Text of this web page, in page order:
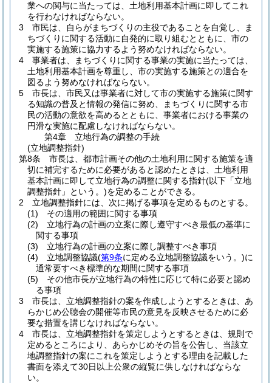
業への関与に当たっては、土地利用基本計画に即してこれ
を行わなければならない。
3
市民は、自らがまちづくりの主役であることを自覚し、ま
ちづくりに関する活動に自発的に取り組むとともに、市の
実施する施策に協力するよう努めなければならない。
4
事業者は、まちづくりに関する事業の実施に当たっては、
土地利用基本計画を尊重し、市の実施する施策との適合を
図るよう努めなければならない。
5
市長は、市民又は事業者に対して市の実施する施策に関す
る知識の普及と情報の発信に努め、まちづくりに関する市
民の活動の意欲を高めるとともに、事業者における事業の
円滑な実施に配慮しなければならない。
第4章
立地行為の調整の手続
(立地調整指針)
第8条
市長は、都市計画その他の土地利用に関する施策を適
切に補完するために必要があると認めたときは、土地利用
基本計画に即して立地行為の調整に関する指針(以下「立地
調整指針」という。)を定めることができる。
2
立地調整指針には、次に掲げる事項を定めるものとする。
(1)
その適用の範囲に関する事項
(2)
立地行為の計画の立案に際し遵守すべき最低の基準に
関する事項
(3)
立地行為の計画の立案に際し調整すべき事項
(4)
立地調整協議(第9条に定める立地調整協議をいう。)に
通常要すべき標準的な期間に関する事項
(5)
その他市長が立地行為の特性に応じて特に必要と認め
る事項
3
市長は、立地調整指針の案を作成しようとするときは、あ
らかじめ公聴会の開催等市民の意見を反映させるために必
要な措置を講じなければならない。
4
市長は、立地調整指針を策定しようとするときは、規則で
定めるところにより、あらかじめその旨を公告し、当該立
地調整指針の案にこれを策定しようとする理由を記載した
書面を添えて30日以上公衆の縦覧に供しなければならな
い。